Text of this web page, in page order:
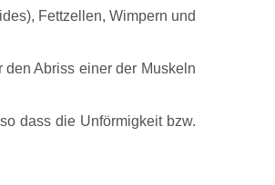
Fettzellen, Wimpern und
Abriss einer der Muskeln
dass die Unförmigkeit bzw.